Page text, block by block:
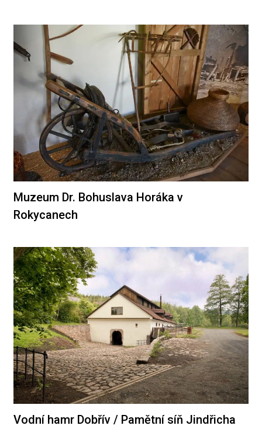
Muzeum Dr. Bohuslava Horáka v
Rokycanech
Vodní hamr Dobřív / Pamětní síň Jindřicha